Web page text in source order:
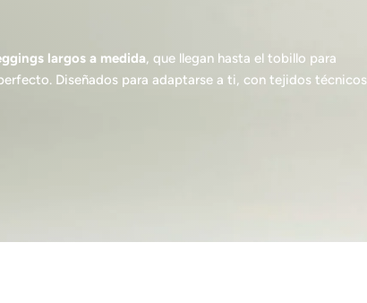
largos a medida, que llegan hasta el tobillo para
Diseñados para adaptarse a ti, con tejidos técnicos